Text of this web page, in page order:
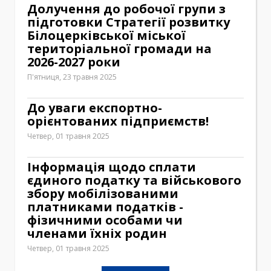
Долучення до робочої групи з
підготовки Стратегії розвитку
Білоцерківської міської
територіальної громади на
2026-2027 роки
П'ятниця, 23 травня 2025
До уваги експортно-
орієнтованих підприємств!
Четвер, 01 травня 2025
Інформація щодо сплати
єдиного податку та військового
збору мобілізованими
платниками податків -
фізичними особами чи
членами їхніх родин
Четвер, 01 травня 2025